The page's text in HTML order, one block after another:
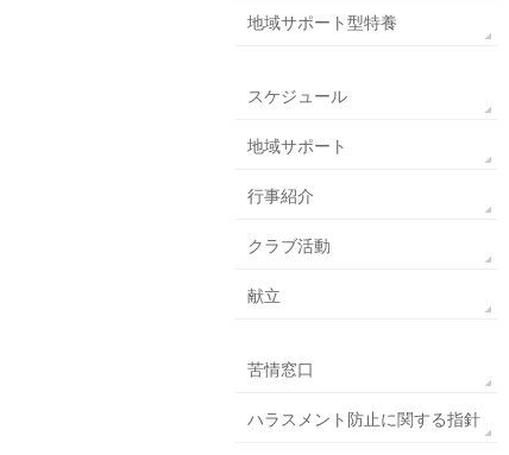
地域サポート型特養
スケジュール
地域サポート
行事紹介
クラブ活動
献立
苦情窓口
ハラスメント防止に関する指針